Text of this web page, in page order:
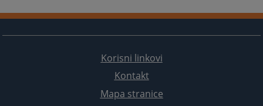
Korisni linkovi
Kontakt
Mapa stranice